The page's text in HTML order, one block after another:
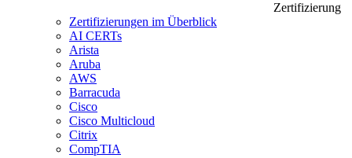
Zertifizierung
Zertifizierungen im Überblick
AI CERTs
Arista
Aruba
AWS
Barracuda
Cisco
Cisco Multicloud
Citrix
CompTIA